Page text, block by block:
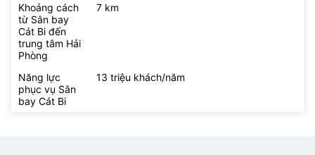
Khoảng cách
từ Sân bay
Cát Bi đến
trung tâm Hải
Phòng
7 km
Năng lực
phục vụ Sân
bay Cát Bi
13 triệu khách/năm